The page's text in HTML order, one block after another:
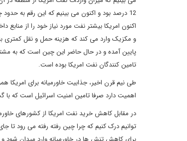
12 درصد بود و اکنون می بینیم که این رقم به
اکنون امریکا بیشتر نفت مورد نیاز خود را از
و مکزیک وارد می کند که هزینه حمل و نقل کمتری
پایین آمده و در حال حاضر این چین است که به
تامین کنندگان نفت امریکا بوده است.
طی نیم قرن اخیر، جذابیت خاورمیانه برای امریکا
اهمیت دارد صرفا تامین امنیت اسرائیل است که
در مقابل کاهش خرید نفت امریکا از کشورهای
توانیم درک کنیم که چرا چین رفته رفته می رود